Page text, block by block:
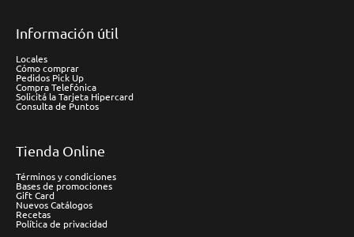
Información útil
Locales
Cómo comprar
Pedidos Pick Up
Compra Telefónica
Solicitá la Tarjeta Hipercard
Consulta de Puntos
Tienda Online
Términos y condiciones
Bases de promociones
Gift Card
Nuevos Catálogos
Recetas
Política de privacidad